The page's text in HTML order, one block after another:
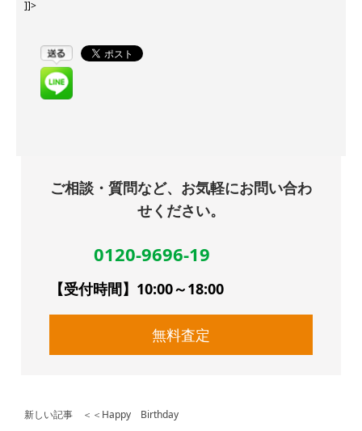
]]>
ご相談・質問など、お気軽にお問い合わ
せください。
0120-9696-19
【受付時間】10:00～18:00
無料査定
新しい記事 ＜＜ Happy Birthday